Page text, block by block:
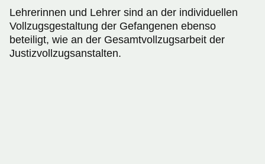
Lehrerinnen und Lehrer sind an der individuellen
Vollzugsgestaltung der Gefangenen ebenso
beteiligt, wie an der Gesamtvollzugsarbeit der
Justizvollzugsanstalten.